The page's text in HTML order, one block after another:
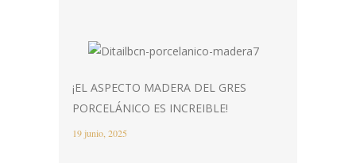
¡EL ASPECTO MADERA DEL GRES
PORCELÁNICO ES INCREIBLE!
19 junio, 2025